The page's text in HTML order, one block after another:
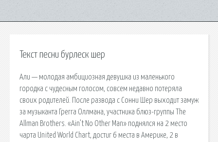
Текст песни бурлеск шер
Али — молодая амбициозная девушка из маленького
городка с чудесным голосом, совсем недавно потеряла
своих родителей. После развода с Сонни Шер выходит замуж
за музыканта Грегга Оллмана, участника блюз-группы The
Allman Brothers. «Ain’t No Other Man» поднялся на 2 место
чарта United World Chart, достиг 6 места в Америке, 2 в